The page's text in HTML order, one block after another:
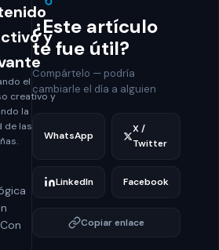
y
el
creativo y
la
de las
¿Este artículo
te fue útil?
Compártelo — podría
cambiarle el día a alguien
WhatsApp
X /
Twitter
LinkedIn Facebook
Copiar enlace